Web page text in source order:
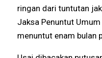
ringan dari tuntutan
Jaksa Penuntut
menuntut enam bulan